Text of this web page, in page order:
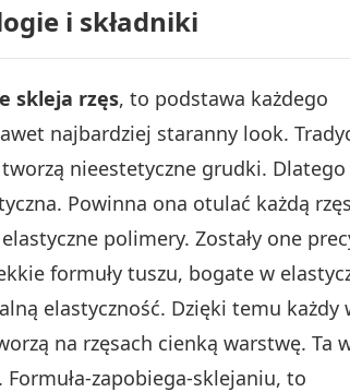
i składniki
skleja rzęs, to podstawa każdego
najbardziej staranny look.
nieestetyczne grudki. Dlatego
Powinna ona otulać każdą
polimery. Zostały one
formuły tuszu, bogate w
elastyczność. Dzięki temu każdy
na rzęsach cienką warstwę. Ta
zapobiega-sklejaniu, to